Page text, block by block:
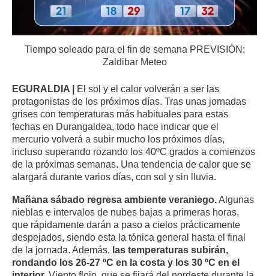
Tiempo soleado para el fin de semana PREVISIÓN:
Zaldibar Meteo
EGURALDIA |
El sol y el calor volverán a ser las
protagonistas de los próximos días. Tras unas jornadas
grises con temperaturas más habituales para estas
fechas en Durangaldea, todo hace indicar que el
mercurio volverá a subir mucho los próximos días,
incluso superando rozando los 40ºC grados a comienzos
de la próximas semanas. Una tendencia de calor que se
alargará durante varios días, con sol y sin lluvia.
Mañana sábado regresa ambiente veraniego.Algunas
nieblas e intervalos de nubes bajas a primeras horas,
que rápidamente darán a paso a cielos prácticamente
despejados, siendo esta la tónica general hasta el final
de la jornada. Además, las temperaturas subirán,
rondando los 26-27 ºC en la costa y los 30 ºC en el